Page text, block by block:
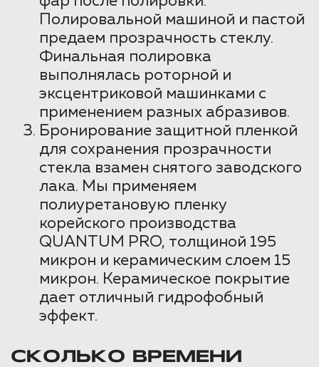
Полировальной машиной и пастой
предаем прозрачность стеклу.
Финальная полировка
выполнялась роторной и
эксцентриковой машинками с
применением разных абразивов.
Бронирование защитной пленкой
для сохранения прозрачности
стекла взамен снятого заводского
лака. Мы применяем
полиуретановую пленку
корейского производства
QUANTUM PRO, толщиной 195
микрон и керамическим слоем 15
микрон. Керамическое покрытие
дает отличный гидрофобный
эффект.
СКОЛЬКО ВРЕМЕНИ